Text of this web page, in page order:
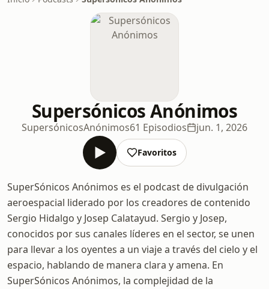
Supersónicos Anónimos
SupersónicosAnónimos61 Episodios jun. 1, 2026
Favoritos
SuperSónicos Anónimos es el podcast de divulgación
aeroespacial liderado por los creadores de contenido
Sergio Hidalgo y Josep Calatayud. Sergio y Josep,
conocidos por sus canales líderes en el sector, se unen
para llevar a los oyentes a un viaje a través del cielo y el
espacio, hablando de manera clara y amena. En
SuperSónicos Anónimos, la complejidad de la